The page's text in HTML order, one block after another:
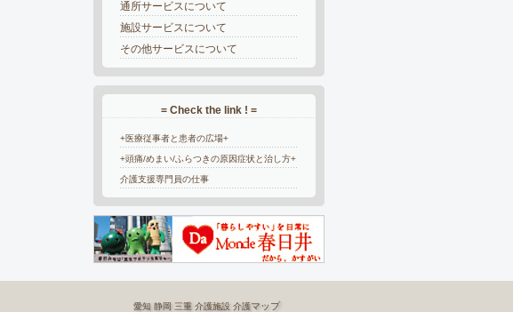
通所サービスについて
施設サービスについて
その他サービスについて
= Check the link ! =
+医療従事者と患者の広場+
+頭痛/めまい/ふらつきの原因症状と治し方+
介護支援専門員の仕事
愛知 静岡 三重 介護施設 介護マップ